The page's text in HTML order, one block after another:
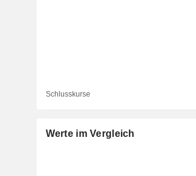
Schlusskurse
Werte im Vergleich